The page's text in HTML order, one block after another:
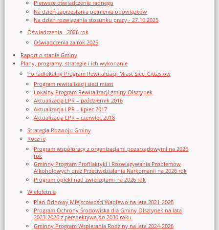
Pierwsze oświadczenie radnego
Na dzień zaprzestania pełnienia obowiązków
Na dzień rozwiązania stosunku pracy - 27.10.2025
Oświadczenia - 2026 rok
Oświadczenia za rok 2025
Raport o stanie Gminy
Plany, programy, strategie i ich wykonanie
Ponadlokalny Program Rewitalizacji Miast Sieci Cittaslow
Program rewitalizacji sieci miast
Lokalny Program Rewitalizacji gminy Olsztynek
Aktualizacja LPR – październik 2016
Aktualizacja LPR – lipiec 2017
Aktualizacja LPR – czerwiec 2018
Strategia Rozwoju Gminy
Roczne
Program współpracy z organizacjami pozarządowymi na 2026
rok
Gminny Program Profilaktyki i Rozwiązywania Problemów
Alkoholowych oraz Przeciwdziałania Narkomanii na 2026 rok
Program opieki nad zwierzętami na 2026 rok
Wieloletnie
Plan Odnowy Miejscowości Waplewo na lata 2021-2028
Program Ochrony Środowiska dla Gminy Olsztynek na lata
2023-2026 z perspektywą do 2030 roku
Gminny Program Wspierania Rodziny na lata 2024-2026